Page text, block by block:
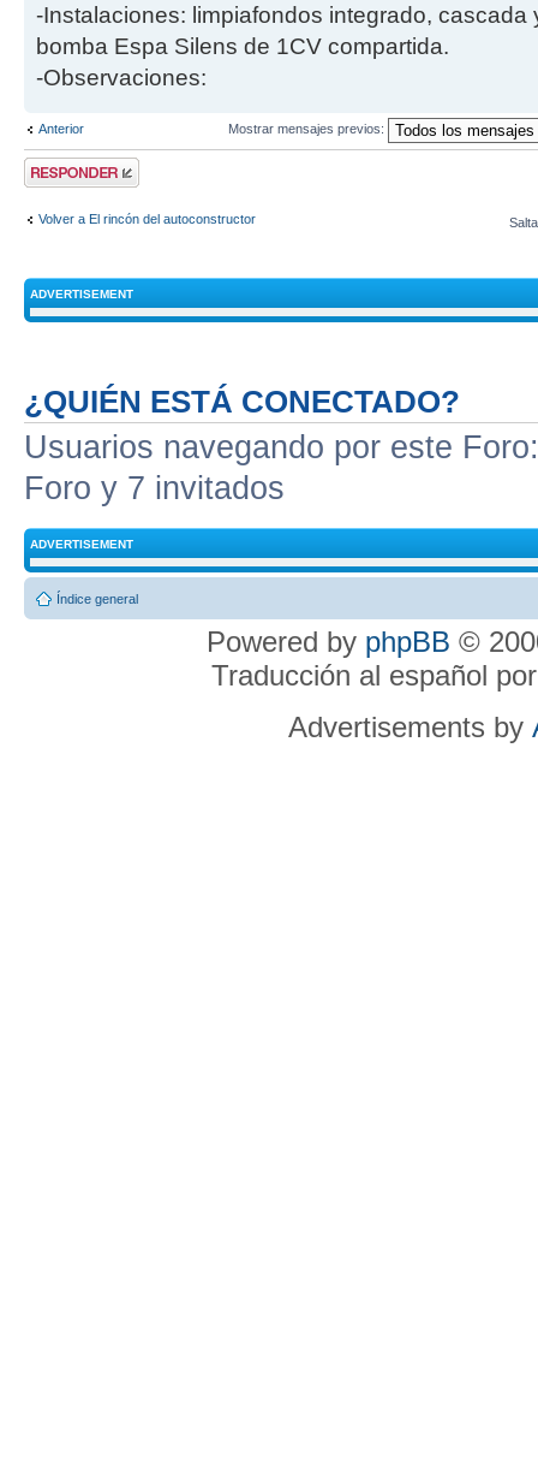
-Instalaciones: limpiafondos integrado,
bomba Espa Silens de 1CV compartida.
-Observaciones:
Anterior Mostrar mensajes previos:
Publicar una
respuesta
Volver a El rincón del autoconstructor
ADVERTISEMENT
¿QUIÉN ESTÁ CONECTADO?
Usuarios navegando por este
Foro y 7 invitados
ADVERTISEMENT
Índice general
Powered by phpBB ©
Traducción al español
Advertisements by